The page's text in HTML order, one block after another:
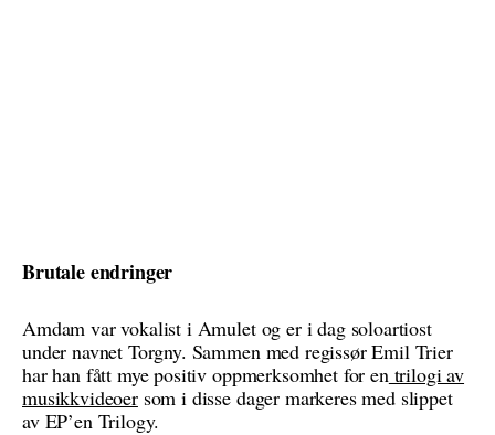
Brutale endringer
Amdam var vokalist i Amulet og er i dag soloartiost
under navnet Torgny. Sammen med regissør Emil Trier
har han fått mye positiv oppmerksomhet for entrilogi av
musikkvideoersom i disse dager markeres med slippet
av EP’en Trilogy.